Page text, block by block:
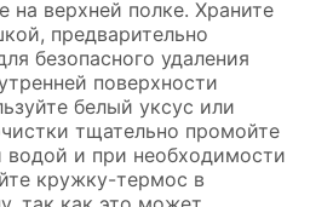
верхней полке. Храните
предварительно
безопасного удаления
поверхности
белый уксус или
тщательно промойте
и при необходимости
кружку-термос в